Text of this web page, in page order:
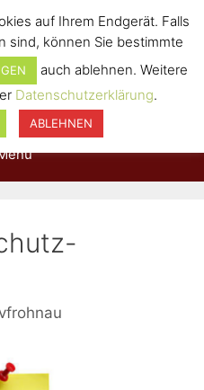
auf Ihrem Endgerät. Falls
sind, können Sie bestimmte
auch ablehnen. Weitere
Datenschutzerklärung.
ABLEHNEN